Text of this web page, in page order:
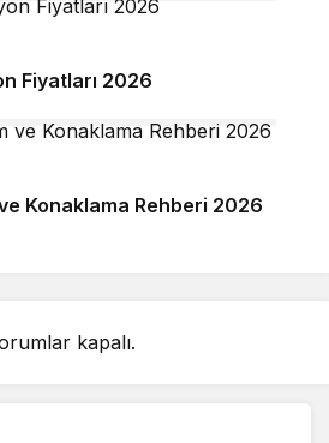
Fiyatları 2026
Konaklama Rehberi 2026
kapalı.